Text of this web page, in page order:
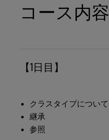
コース内容
【1日目】
クラスタイプについて
継承
参照